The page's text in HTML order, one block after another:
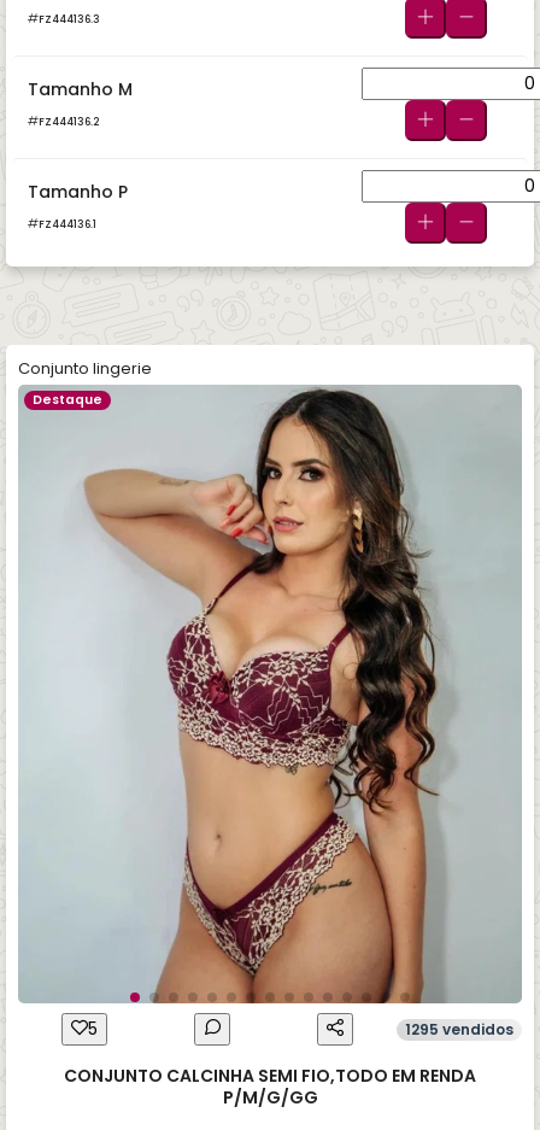
FZ444136.3
Tamanho M
FZ444136.2
Tamanho P
FZ444136.1
Conjunto lingerie
Destaque
5 1295 vendidos
CONJUNTO CALCINHA SEMI FIO,TODO EM RENDA
P/M/G/GG